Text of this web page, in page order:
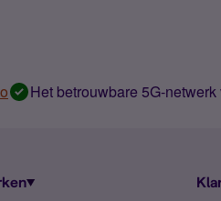
Het betrouwbare 5G-netwerk